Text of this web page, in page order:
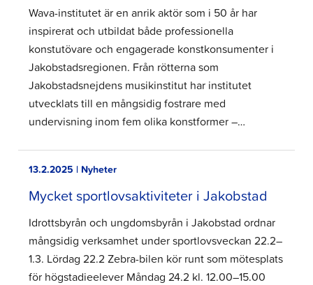
Wava-institutet är en anrik aktör som i 50 år har
inspirerat och utbildat både professionella
konstutövare och engagerade konstkonsumenter i
Jakobstadsregionen. Från rötterna som
Jakobstadsnejdens musikinstitut har institutet
utvecklats till en mångsidig fostrare med
undervisning inom fem olika konstformer –…
13.2.2025 | Nyheter
Mycket sportlovsaktiviteter i Jakobstad
Idrottsbyrån och ungdomsbyrån i Jakobstad ordnar
mångsidig verksamhet under sportlovsveckan 22.2–
1.3. Lördag 22.2 Zebra-bilen kör runt som mötesplats
för högstadieelever Måndag 24.2 kl. 12.00–15.00